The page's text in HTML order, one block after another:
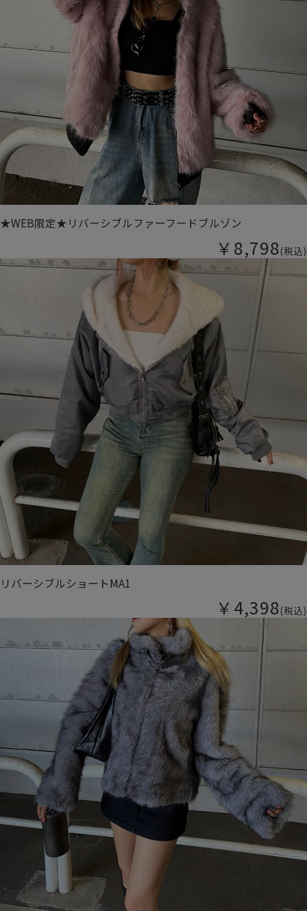
★WEB限定★リバーシブルファーフードブルゾン
￥8,798(税込)
リバーシブルショートMA1
￥4,398(税込)